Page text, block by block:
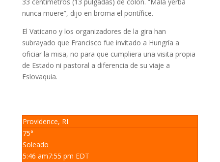
nunca muere”, dijo en broma el pontífice.
El Vaticano y los organizadores de la gira han
subrayado que Francisco fue invitado a Hungría a
oficiar la misa, no para que cumpliera una visita propia
de Estado ni pastoral a diferencia de su viaje a
Eslovaquia.
Providence, RI
75°
Soleado
5:46 am7:55 pm EDT